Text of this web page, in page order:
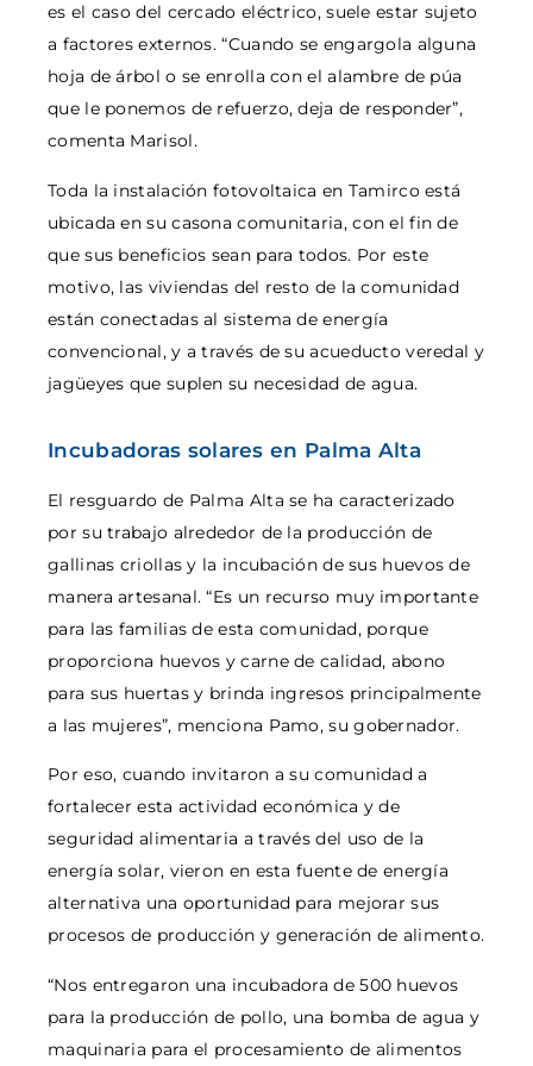
es el caso del cercado eléctrico, suele estar sujeto
a factores externos. “Cuando se engargola alguna
hoja de árbol o se enrolla con el alambre de púa
que le ponemos de refuerzo, deja de responder”,
comenta Marisol.
Toda la instalación fotovoltaica en Tamirco está
ubicada en su casona comunitaria, con el fin de
que sus beneficios sean para todos. Por este
motivo, las viviendas del resto de la comunidad
están conectadas al sistema de energía
convencional, y a través de su acueducto veredal y
jagüeyes que suplen su necesidad de agua.
Incubadoras solares en Palma Alta
El resguardo de Palma Alta se ha caracterizado
por su trabajo alrededor de la producción de
gallinas criollas y la incubación de sus huevos de
manera artesanal. “Es un recurso muy importante
para las familias de esta comunidad, porque
proporciona huevos y carne de calidad, abono
para sus huertas y brinda ingresos principalmente
a las mujeres”, menciona Pamo, su gobernador.
Por eso, cuando invitaron a su comunidad a
fortalecer esta actividad económica y de
seguridad alimentaria a través del uso de la
energía solar, vieron en esta fuente de energía
alternativa una oportunidad para mejorar sus
procesos de producción y generación de alimento.
“Nos entregaron una incubadora de 500 huevos
para la producción de pollo, una bomba de agua y
maquinaria para el procesamiento de alimentos